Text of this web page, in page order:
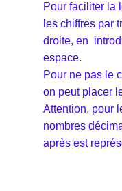
Pour faciliter la
les chiffres par
droite, en
espace.
Pour ne pas le
on peut placer
Attention, pour
nombres
après est